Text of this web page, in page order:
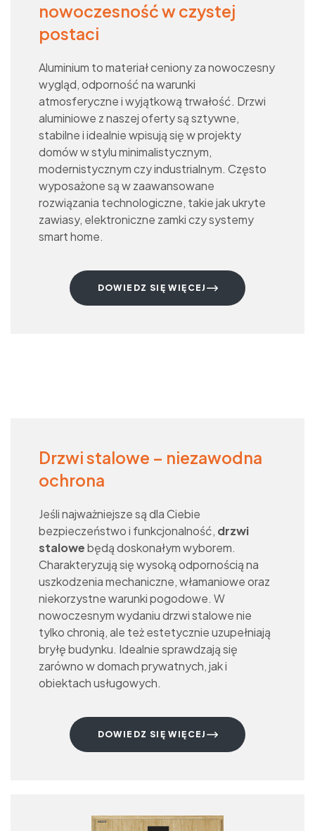
nowoczesność w czystej
postaci
Aluminium to materiał ceniony za nowoczesny
wygląd, odporność na warunki
atmosferyczne i wyjątkową trwałość. Drzwi
aluminiowe z naszej oferty są sztywne,
stabilne i idealnie wpisują się w projekty
domów w stylu minimalistycznym,
modernistycznym czy industrialnym. Często
wyposażone są w zaawansowane
rozwiązania technologiczne, takie jak ukryte
zawiasy, elektroniczne zamki czy systemy
smart home.
DOWIEDZ SIĘ WIĘCEJ
Drzwi stalowe – niezawodna
ochrona
Jeśli najważniejsze są dla Ciebie
bezpieczeństwo i funkcjonalność, drzwi
stalowebędą doskonałym wyborem.
Charakteryzują się wysoką odpornością na
uszkodzenia mechaniczne, włamaniowe oraz
niekorzystne warunki pogodowe. W
nowoczesnym wydaniu drzwi stalowe nie
tylko chronią, ale też estetycznie uzupełniają
bryłę budynku. Idealnie sprawdzają się
zarówno w domach prywatnych, jak i
obiektach usługowych.
DOWIEDZ SIĘ WIĘCEJ